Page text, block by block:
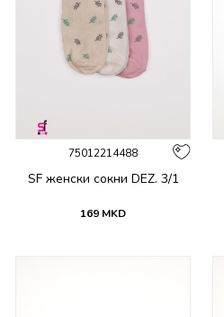
75012214488
SF женски сокни DEZ. 3/1
169 MKD